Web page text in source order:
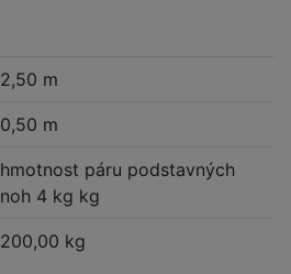
2,50 m
0,50 m
hmotnost páru podstavných
noh 4 kg kg
200,00 kg